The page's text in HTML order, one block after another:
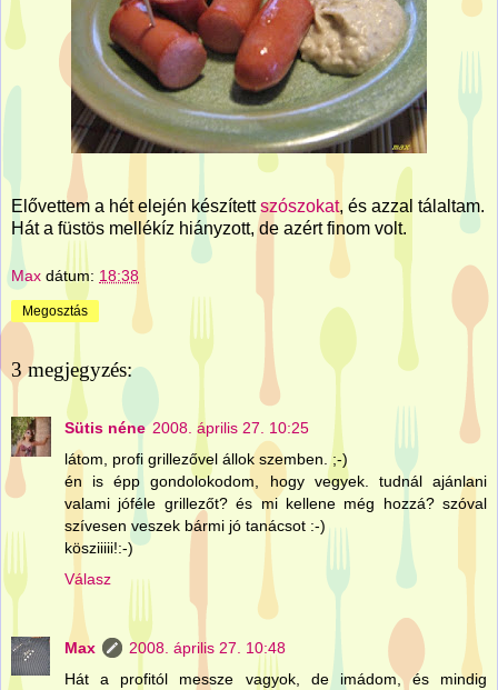
Elővettem a hét elején készítettszószokat, és azzal tálaltam.
Hát a füstös mellékíz hiányzott, de azért finom volt.
Max dátum: 18:38
Megosztás
3 megjegyzés:
Sütis néne 2008. április 27. 10:25
látom, profi grillezővel állok szemben. ;-)
én is épp gondolokodom, hogy vegyek. tudnál ajánlani
valami jóféle grillezőt? és mi kellene még hozzá? szóval
szívesen veszek bármi jó tanácsot :-)
kösziiiii!:-)
Válasz
Max
2008. április 27. 10:48
Hát a profitól messze vagyok, de imádom, és mindig